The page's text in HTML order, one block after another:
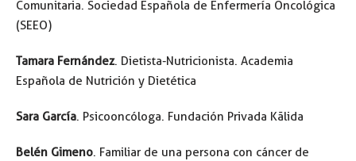
Comunitaria. Sociedad Española de Enfermería Oncológica
(SEEO)
Tamara Fernández. Dietista-Nutricionista. Academia
Española de Nutrición y Dietética
Sara García. Psicooncóloga. Fundación Privada Kālida
Belén Gimeno. Familiar de una persona con cáncer de